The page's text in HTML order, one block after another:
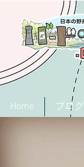
Home ブログ